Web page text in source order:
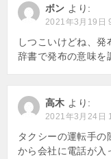
ボン より:
2021年3月19日
しつこいけどね、発
辞書で発布の意味を
高木 より:
2021年3月24日
タクシーの運転手
から会社に電話が入